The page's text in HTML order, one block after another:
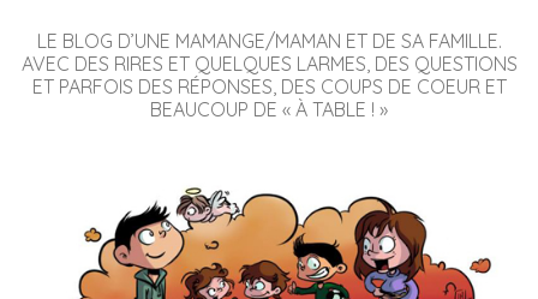
LE BLOG D’UNE MAMANGE/MAMAN ET DE SA FAMILLE.
AVEC DES RIRES ET QUELQUES LARMES, DES QUESTIONS
ET PARFOIS DES RÉPONSES, DES COUPS DE COEUR ET
BEAUCOUP DE « À TABLE ! »